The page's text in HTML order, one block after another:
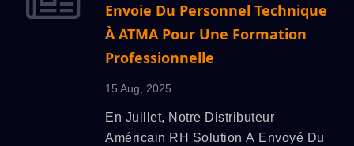
La Transformation Intelligente,
Avançant Vers Une Croissance
Durable.
Envoie Du Personnel Technique
À ATMA Pour Une Formation
Professionnelle
15 Aug, 2025
En Juillet, Notre Distributeur
Américain RH Solution A Envoyé Du